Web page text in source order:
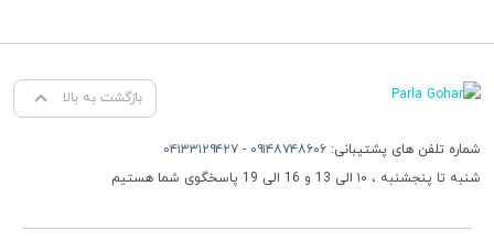
بازگشت به بالا
شماره تلفن های پشتیبانی: ۰۹۱۴۸۷۴۸۶۰۶ - ۰۴۱۳۳۱۲۹۴۲۷
شنبه تا پنجشنبه ، ۱۰ الی 13 و 16 الی 19 پاسخگوی شما هستیم